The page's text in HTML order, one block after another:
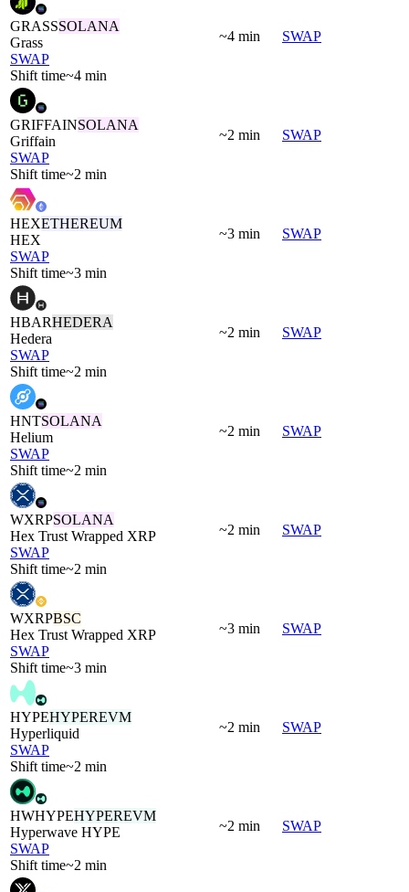
GRASSSOLANA
Grass
SWAP
Shift time~4 min
~4 min SWAP
GRIFFAINSOLANA
Griffain
SWAP
Shift time~2 min
~2 min SWAP
HEXETHEREUM
HEX
SWAP
Shift time~3 min
~3 min SWAP
HBARHEDERA
Hedera
SWAP
Shift time~2 min
~2 min SWAP
HNTSOLANA
Helium
SWAP
Shift time~2 min
~2 min SWAP
WXRPSOLANA
Hex Trust Wrapped XRP
SWAP
Shift time~2 min
~2 min SWAP
WXRPBSC
Hex Trust Wrapped XRP
SWAP
Shift time~3 min
~3 min SWAP
HYPEHYPEREVM
Hyperliquid
SWAP
Shift time~2 min
~2 min SWAP
HWHYPEHYPEREVM
Hyperwave HYPE
SWAP
Shift time~2 min
~2 min SWAP